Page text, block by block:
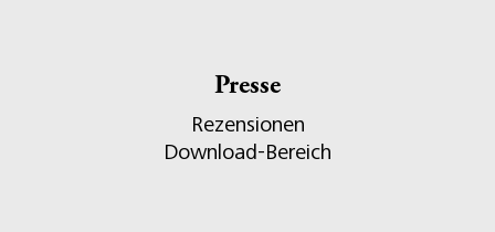
Presse
Rezensionen
Download-Bereich